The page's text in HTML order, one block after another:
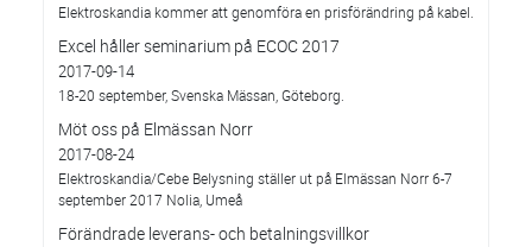
Elektroskandia kommer att genomföra en prisförändring på kabel.
Excel håller seminarium på ECOC 2017
2017-09-14
18-20 september, Svenska Mässan, Göteborg.
Möt oss på Elmässan Norr
2017-08-24
Elektroskandia/Cebe Belysning ställer ut på Elmässan Norr 6-7
september 2017 Nolia, Umeå
Förändrade leverans- och betalningsvillkor